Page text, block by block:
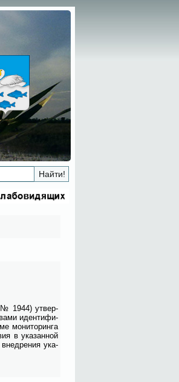
№ 1944) утвер­
иден­ти­фи­
мо­ни­то­рин­га
в ука­зан­ной
внед­ре­ния ука­